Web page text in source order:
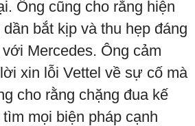
Ông cũng cho rằng hiện
bắt kịp và thu hẹp đáng
Mercedes. Ông cảm
xin lỗi Vettel về sự cố mà
cho rằng chặng đua kế
mọi biện pháp cạnh